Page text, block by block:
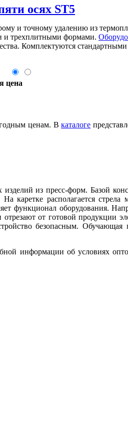
осях ST5
и точному удалению из
и трехплитными формами.
Комплектуются
цена
ценам. Вкаталоге
из пресс-форм. Базой
каретке располагается
функционал оборудования.
от готовой продукции
безопасным. Обучающая
информации об условиях